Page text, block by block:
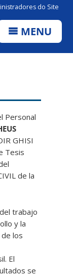
do Site
MENU
Personal
GHISI
Tesis
de la
trabajo
y la
los
El
se